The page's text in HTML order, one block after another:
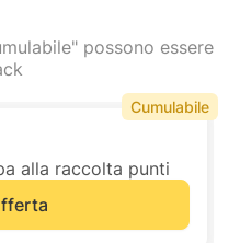
possono essere
alla raccolta punti
Cumulabile